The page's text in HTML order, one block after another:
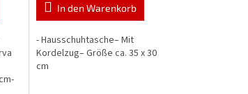
In den Warenkorb
- Hausschuhtasche– Mit
Kordelzug– Größe ca. 35 x 30
cm